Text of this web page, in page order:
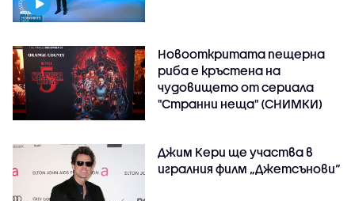
Новооткритата пещерна
риба е кръстена на
чудовището от сериала
"Странни неща" (СНИМКИ)
Джим Кери ще участва в
игралния филм „Джетсънови“